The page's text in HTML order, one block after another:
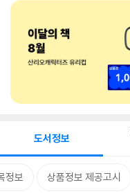
도서정보
정보 상품정보 제공고시